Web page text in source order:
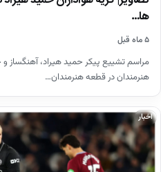
ها…
۵ ماه قبل
مراسم تشییع پیکر حمید هیراد، آهنگساز
هنرمندان در قطعه هنرمندان…
اخبار